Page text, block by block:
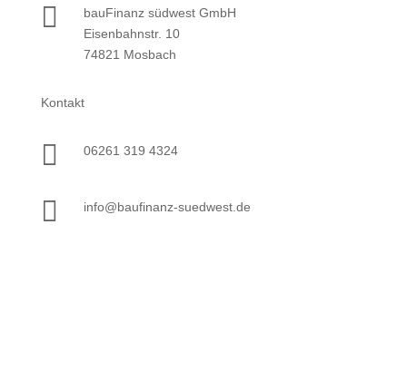

bauFinanz südwest GmbH
Eisenbahnstr. 10
74821 Mosbach
Kontakt
 06261 319 4324
 info@baufinanz-suedwest.de